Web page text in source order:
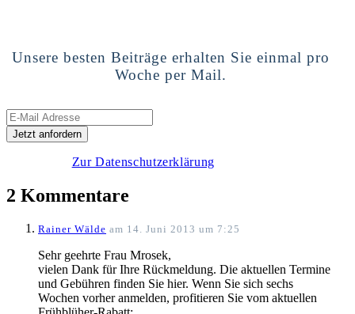
Unsere besten Beiträge erhalten Sie einmal pro
Woche per Mail.
Zur Datenschutzerklärung
2 Kommentare
Rainer Wälde am 14. Juni 2013 um 7:25
Sehr geehrte Frau Mrosek,
vielen Dank für Ihre Rückmeldung. Die aktuellen Termine
und Gebühren finden Sie hier. Wenn Sie sich sechs
Wochen vorher anmelden, profitieren Sie vom aktuellen